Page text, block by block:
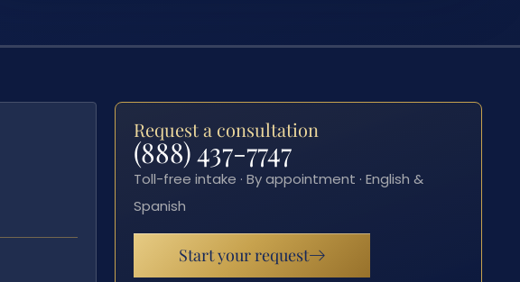
Request a consultation
(888) 437-7747
Toll-free intake · By appointment · English &
Spanish
Start your request